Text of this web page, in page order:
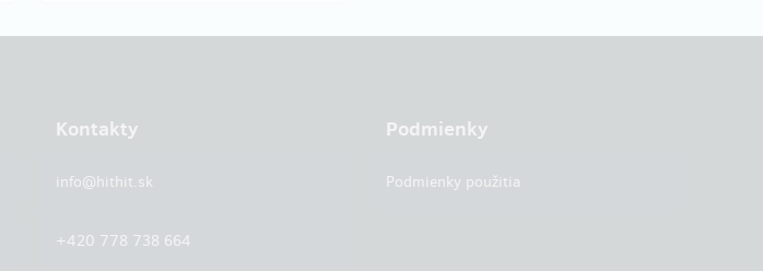
Kontakty
info@hithit.sk
+420 778 738 664
Podmienky
Podmienky použitia